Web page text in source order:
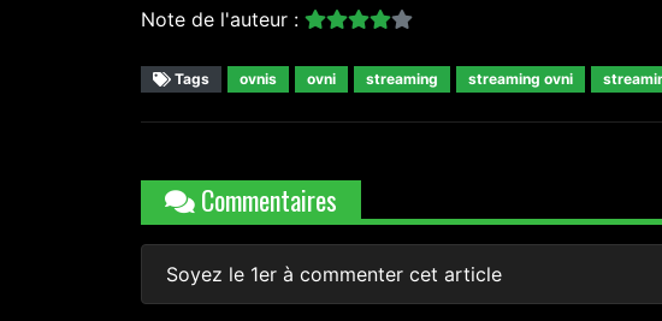
Note de l'auteur :
Tags ovnis ovni streaming streaming ovni
Commentaires
Soyez le 1er à commenter cet article